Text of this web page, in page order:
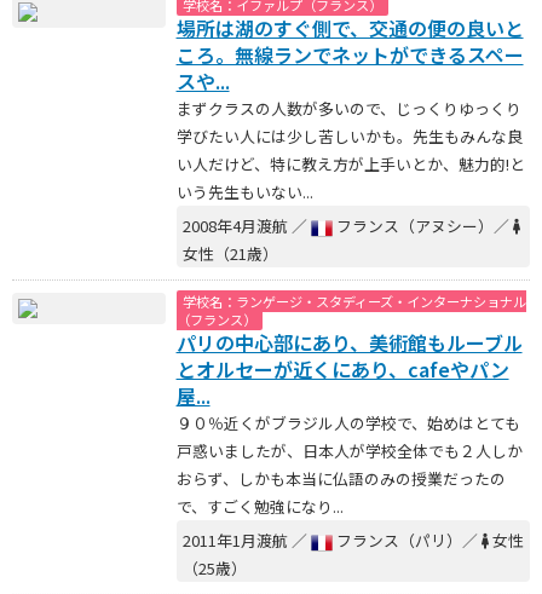
学校名：イファルプ（フランス）
場所は湖のすぐ側で、交通の便の良いと
ころ。無線ランでネットができるスペー
スや...
まずクラスの人数が多いので、じっくりゆっくり
学びたい人には少し苦しいかも。先生もみんな良
い人だけど、特に教え方が上手いとか、魅力的!と
いう先生もいない...
2008年4月渡航 ／
フランス（アヌシー）／
女性（21歳）
学校名：ランゲージ・スタディーズ・インターナショナル
（フランス）
パリの中心部にあり、美術館もルーブル
とオルセーが近くにあり、cafeやパン
屋...
９０％近くがブラジル人の学校で、始めはとても
戸惑いましたが、日本人が学校全体でも２人しか
おらず、しかも本当に仏語のみの授業だったの
で、すごく勉強になり...
2011年1月渡航 ／
フランス（パリ）／ 女性
（25歳）